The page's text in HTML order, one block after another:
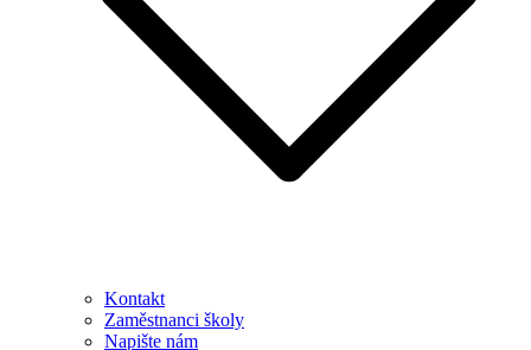
Kontakt
Zaměstnanci školy
Napište nám